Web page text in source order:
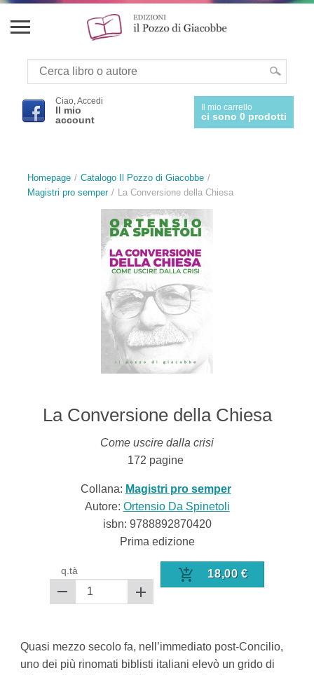
Ciao, Accedi
Il mio
account
Il mio carrello
ci sono 0 prodotti
Homepage
Catalogo Il Pozzo di Giacobbe
Magistri pro semper
La Conversione della Chiesa
La Conversione della Chiesa
Come uscire dalla crisi
172 pagine
Collana: Magistri pro semper
Autore: Ortensio Da Spinetoli
isbn: 9788892870420
Prima edizione
q.tà 18,00 €
Quasi mezzo secolo fa, nell’immediato post-Concilio,
uno dei più rinomati biblisti italiani elevò un grido di